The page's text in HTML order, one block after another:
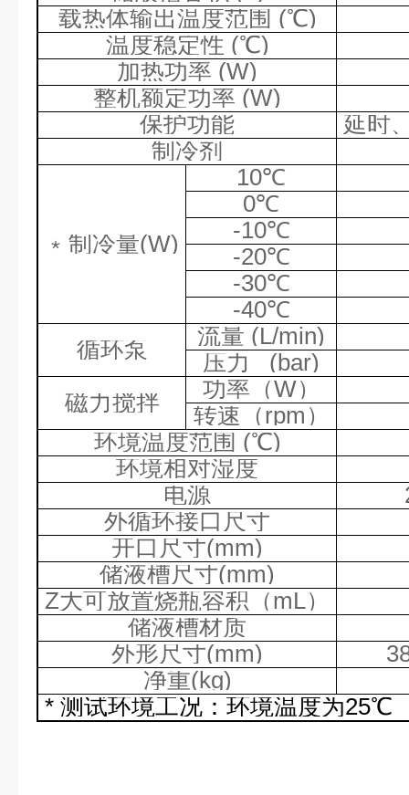
载热体输出温度范围 (℃)
温度稳定性 (℃)
加热功率 (W)
整机额定功率 (W)
保护功能
延时
制冷剂
﹡ 制冷量(W)
10℃
0℃
-10℃
-20℃
-30℃
-40℃
循环泵
流量 (L/min)
压力
(bar)
磁力搅拌
功率（W）
转速（rpm ）
环境温度范围 (℃)
环境相对湿度
电源
外循环接口尺寸
开口尺寸(mm)
储液槽尺寸(mm)
Z大可放置烧瓶容积（mL）
储液槽材质
外形尺寸(mm)
净重(kg)
* 测试环境工况：环境温度为25℃